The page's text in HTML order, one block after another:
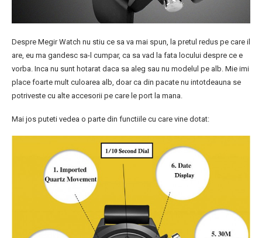
Despre Megir Watch nu stiu ce sa va mai spun, la pretul redus pe care il
are, eu ma gandesc sa-l cumpar, ca sa vad la fata locului despre ce e
vorba. Inca nu sunt hotarat daca sa aleg sau nu modelul pe alb. Mie imi
place foarte mult culoarea alb, doar ca din pacate nu intotdeauna se
potriveste cu alte accesorii pe care le port la mana.
Mai jos puteti vedea o parte din functiile cu care vine dotat: